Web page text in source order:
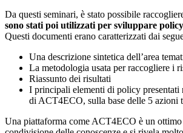
Da questi seminari, è stato possibile
sono stati poi utilizzati per sviluppare
Questi documenti erano caratterizzati dai
Una descrizione sintetica dell’area
La metodologia usata per raccogliere i
Riassunto dei risultati
I principali elementi di policy presentati
di ACT4ECO, sulla base delle 5 azioni
Una piattaforma come ACT4ECO è un ottimo